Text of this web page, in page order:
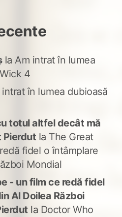
la Am intrat în lumea
4
intrat în lumea dubioasă
totul altfel decât mă
Pierdut la The Great
fidel o întâmplare
Mondial
- un film ce redă fidel
Al Doilea Război
la Doctor Who